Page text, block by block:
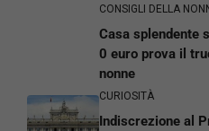
CONSIGLI DELLA
Casa splendente
0 euro prova il
nonne
CURIOSITÀ
Indiscrezione al